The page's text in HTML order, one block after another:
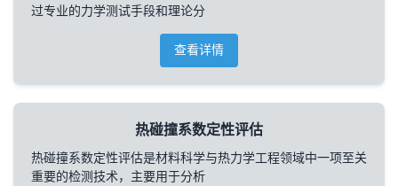
过专业的力学测试手段和理论分
查看详情
热碰撞系数定性评估
热碰撞系数定性评估是材料科学与热力学工程领域中一项至关
重要的检测技术，主要用于分析